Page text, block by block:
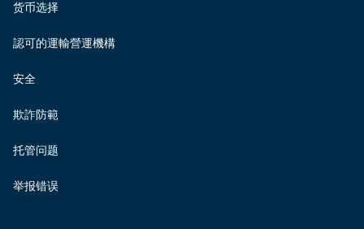
货币选择
認可的運輸營運機構
安全
欺詐防範
托管问题
举报错误